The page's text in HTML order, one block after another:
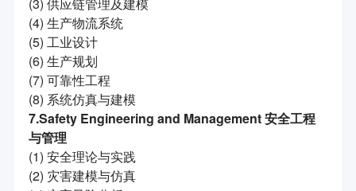
(3) 供应链管理及建模
(4) 生产物流系统
(5) 工业设计
(6) 生产规划
(7) 可靠性工程
(8) 系统仿真与建模
7.Safety Engineering and Management 安全工程
与管理
(1) 安全理论与实践
(2) 灾害建模与仿真